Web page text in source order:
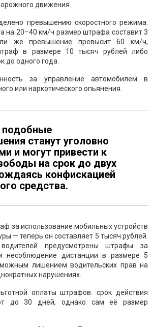
движения.
превышению скоростного режима.
на 20–40 км/ч размер штрафа составит 3
же превышение превысит 60 км/ч,
в размере 10 тысяч рублей либо
до одного года.
за управление автомобилем в
или наркотического опьянения.
станут уголовно
и могут привести к
на срок до двух
конфискацией
средства.
за использование мобильных устройств
— теперь он составляет 5 тысяч рублей.
предусмотрены штрафы за
несоблюдение дистанции в размере 5
лишением водительских прав на
нарушениях.
оплаты штрафов: срок действия
до 30 дней, однако сам её размер